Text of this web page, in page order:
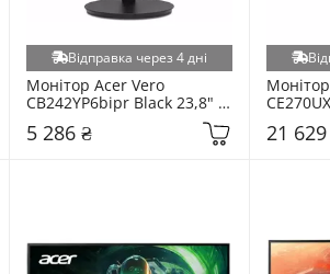
Відправка через 4 дні
Монітор Acer Vero
CB242YP6bipr Black 23,8"
5 286 ₴ 21